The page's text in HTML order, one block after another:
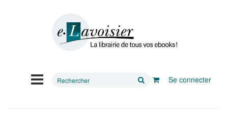
Rechercher
Se connecter